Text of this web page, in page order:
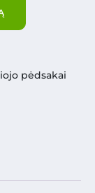
pėdsakai